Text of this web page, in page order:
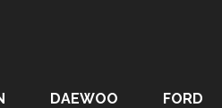
DAEWOO FORD